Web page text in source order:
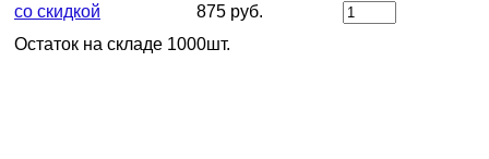
со скидкой
875 руб.
Остаток на складе 1000шт.